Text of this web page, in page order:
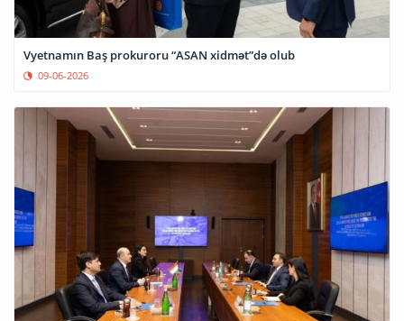
Vyetnamın Baş prokuroru “ASAN xidmət”də olub
09-06-2026